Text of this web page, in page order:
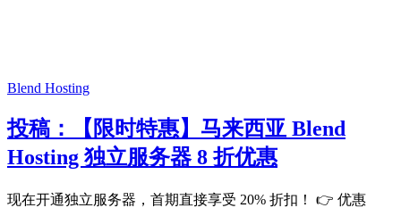
Blend Hosting
投稿：【限时特惠】马来西亚 Blend
Hosting 独立服务器 8 折优惠
现在开通独立服务器，首期直接享受 20% 折扣！ 👉 优惠